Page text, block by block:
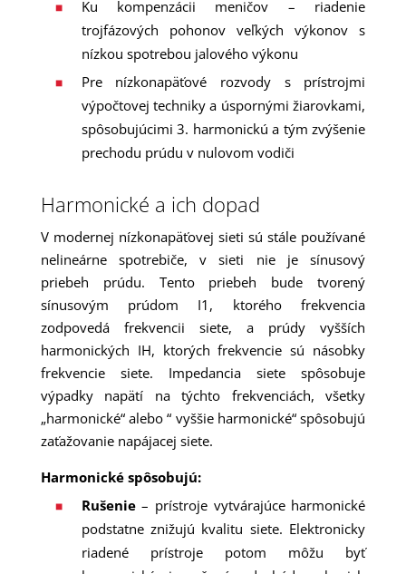
Ku kompenzácii meničov – riadenie
trojfázových pohonov veľkých výkonov s
nízkou spotrebou jalového výkonu
Pre nízkonapäťové rozvody s prístrojmi
výpočtovej techniky a úspornými žiarovkami,
spôsobujúcimi 3. harmonickú a tým zvýšenie
prechodu prúdu v nulovom vodiči
Harmonické a ich dopad
V modernej nízkonapäťovej sieti sú stále používané
nelineárne spotrebiče, v sieti nie je sínusový
priebeh prúdu. Tento priebeh bude tvorený
sínusovým prúdom I1, ktorého frekvencia
zodpovedá frekvencii siete, a prúdy vyšších
harmonických IH, ktorých frekvencie sú násobky
frekvencie siete. Impedancia siete spôsobuje
výpadky napätí na týchto frekvenciách, všetky
„harmonické“ alebo “ vyššie harmonické“ spôsobujú
zaťažovanie napájacej siete.
Harmonické spôsobujú:
Rušenie– prístroje vytvárajúce harmonické
podstatne znižujú kvalitu siete. Elektronicky
riadené prístroje potom môžu byť